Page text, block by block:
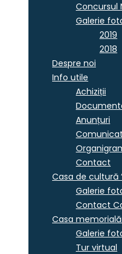
Concursul
Galerie
2019
2018
Despre noi
Info utile
Achiziții
Anunțuri
Contact
Casa de cultură
Galerie
Contact
Casa memorială
Galerie
Tur virtual